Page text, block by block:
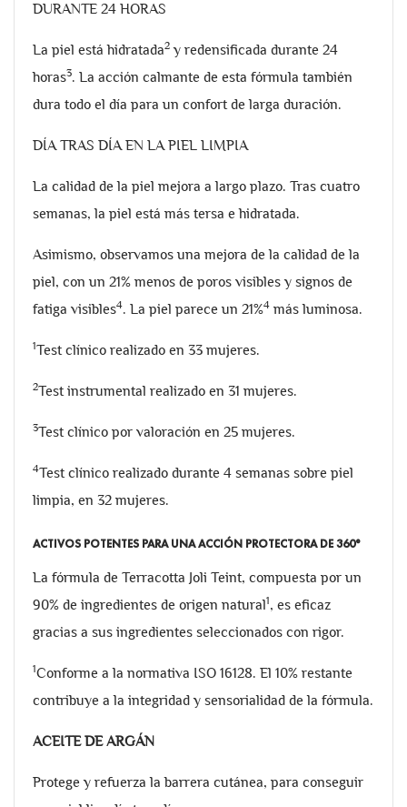
DURANTE 24 HORAS
La piel está hidratada2 y redensificada durante 24
horas3. La acción calmante de esta fórmula también
dura todo el día para un confort de larga duración.
DÍA TRAS DÍA EN LA PIEL LIMPIA
La calidad de la piel mejora a largo plazo. Tras cuatro
semanas, la piel está más tersa e hidratada.
Asimismo, observamos una mejora de la calidad de la
piel, con un 21% menos de poros visibles y signos de
fatiga visibles4. La piel parece un 21%4 más luminosa.
1Test clínico realizado en 33 mujeres.
2Test instrumental realizado en 31 mujeres.
3Test clínico por valoración en 25 mujeres.
4Test clínico realizado durante 4 semanas sobre piel
limpia, en 32 mujeres.
ACTIVOS POTENTES PARA UNA ACCIÓN PROTECTORA DE 360°
La fórmula de Terracotta Joli Teint, compuesta por un
90% de ingredientes de origen natural1, es eficaz
gracias a sus ingredientes seleccionados con rigor.
1Conforme a la normativa ISO 16128. El 10% restante
contribuye a la integridad y sensorialidad de la fórmula.
ACEITE DE ARGÁN
Protege y refuerza la barrera cutánea, para conseguir